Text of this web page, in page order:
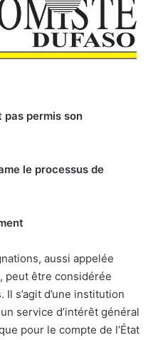
pas permis son
le processus de
aussi appelée
peut être considérée
s’agit d’une institution
service d’intérêt général
pour le compte de l’État